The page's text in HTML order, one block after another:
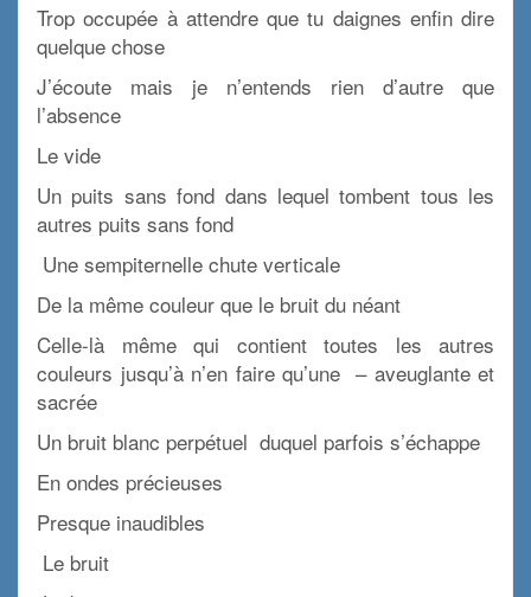
Trop occupée à attendre que tu daignes enfin dire
quelque chose
J’écoute mais je n’entends rien d’autre que
l’absence
Le vide
Un puits sans fond dans lequel tombent tous les
autres puits sans fond
Une sempiternelle chute verticale
De la même couleur que le bruit du néant
Celle-là même qui contient toutes les autres
couleurs jusqu’à n’en faire qu’une – aveuglante et
sacrée
Un bruit blanc perpétuel duquel parfois s’échappe
En ondes précieuses
Presque inaudibles
Le bruit